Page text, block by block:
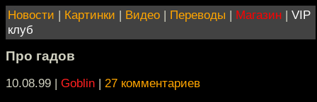
Новости | Картинки | Видео | Переводы | Магазин | VIP
клуб
Про гадов
10.08.99 | Goblin | 27 комментариев